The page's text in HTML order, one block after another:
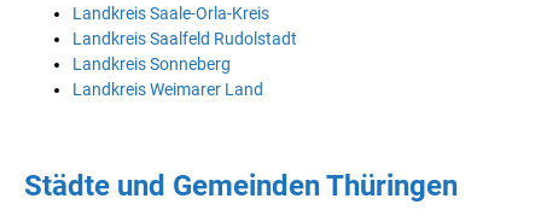
Landkreis Saale-Orla-Kreis
Landkreis Saalfeld Rudolstadt
Landkreis Sonneberg
Landkreis Weimarer Land
Städte und Gemeinden Thüringen